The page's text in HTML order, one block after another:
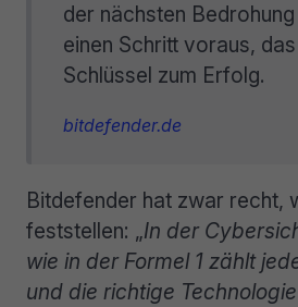
der nächsten
einen Schritt voraus,
Schlüssel zum Erfolg.
bitdefender.de
Bitdefender hat zwar recht,
feststellen: „In der
wie in der Formel 1 zählt
und die richtige